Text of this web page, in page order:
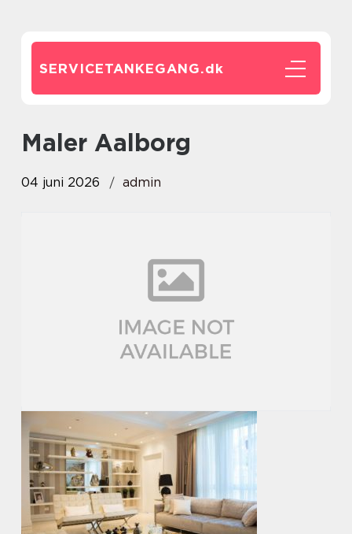
SERVICETANKEGANG.dk
maler Aalborg
04 juni 2026 admin